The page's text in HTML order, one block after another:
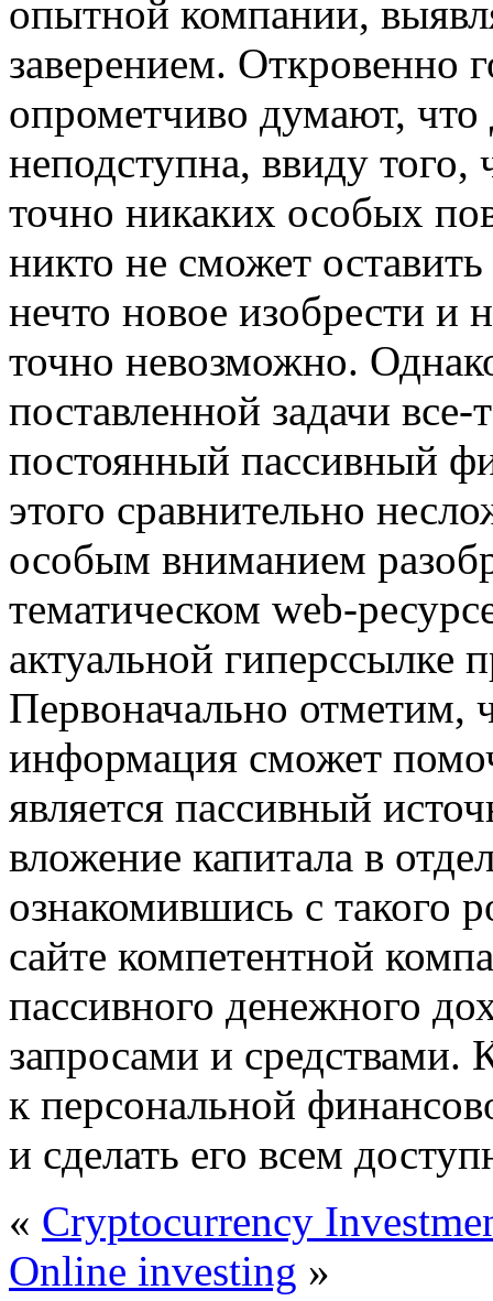
опытной компании,
заверением. Откровенно
опрометчиво думают,
неподступна, ввиду того,
точно никаких особых
никто не сможет
нечто новое изобрести и
точно невозможно.
поставленной задачи
постоянный пассивный
этого сравнительно
особым вниманием
тематическом web-
актуальной гиперссылке
Первоначально отметим,
информация сможет
является пассивный
вложение капитала в
ознакомившись с такого
сайте компетентной
пассивного денежного
запросами и средствами.
к персональной
и сделать его всем
« Cryptocurrency
Online investing »